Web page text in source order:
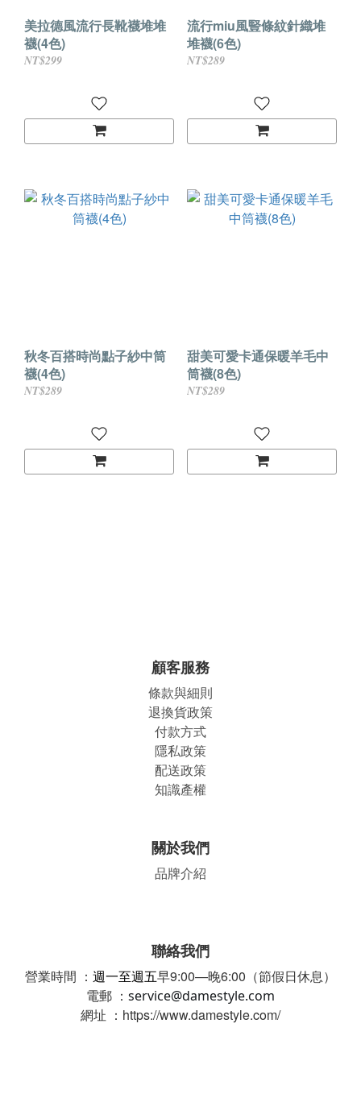
美拉德風流行長靴襪堆堆
襪(4色)
NT$299
流行miu風豎條紋針織堆
堆襪(6色)
NT$289
秋冬百搭時尚點子紗中筒
襪(4色)
NT$289
甜美可愛卡通保暖羊毛中
筒襪(8色)
NT$289
顧客服務
條款與細則
退換貨政策
付款方式
隱私政策
配送政策
知識產權
關於我們
品牌介紹
聯絡我們
營業時間 ： 週一至週五早9:00—晚6:00（節假日休息）
電郵 ： service@damestyle.com
網址 ：https://www.damestyle.com/